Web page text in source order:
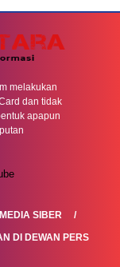
melakukan
dan tidak
apapun
SIBER
DI DEWAN PERS